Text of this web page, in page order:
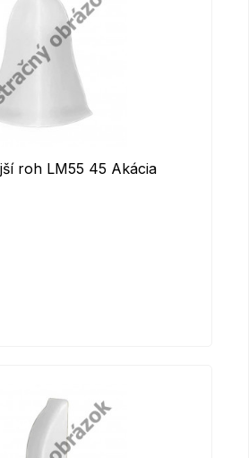
roh LM55 45 Akácia